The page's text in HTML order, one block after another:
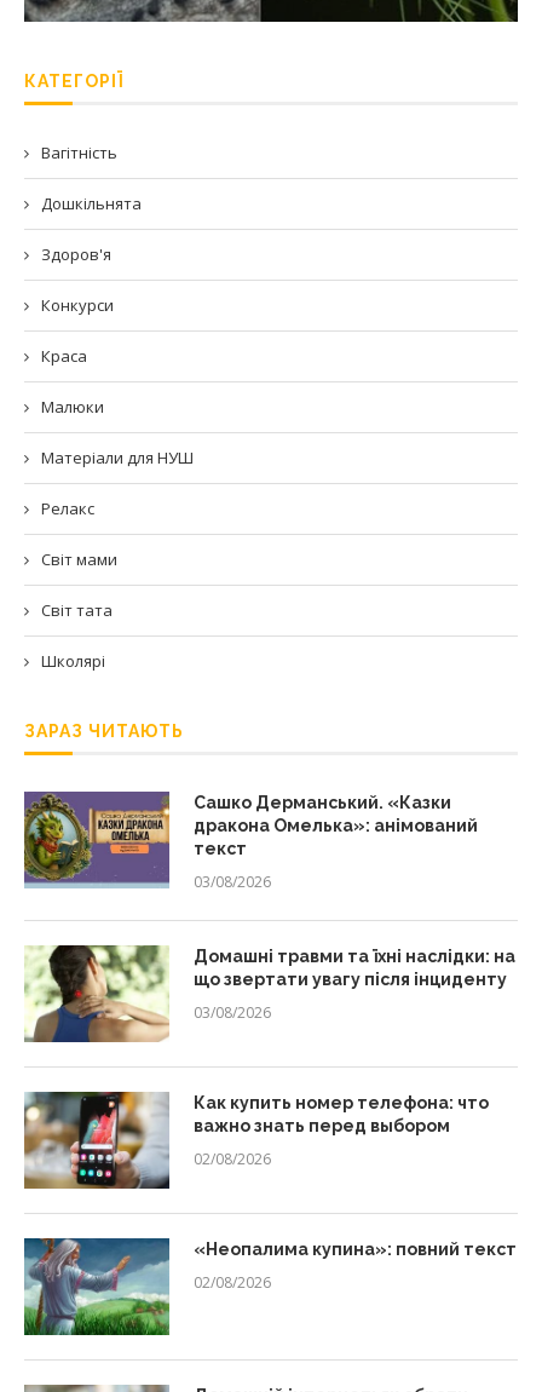
КАТЕГОРІЇ
Вагітність
Дошкільнята
Здоров'я
Конкурси
Краса
Малюки
Матеріали для НУШ
Релакс
Світ мами
Світ тата
Школярі
ЗАРАЗ ЧИТАЮТЬ
Сашко Дерманський. «Казки
дракона Омелька»: анімований
текст
03/08/2026
Домашні травми та їхні наслідки: на
що звертати увагу після інциденту
03/08/2026
Как купить номер телефона: что
важно знать перед выбором
02/08/2026
«Неопалима купина»: повний текст
02/08/2026